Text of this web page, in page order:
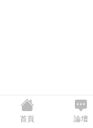
首頁 論壇